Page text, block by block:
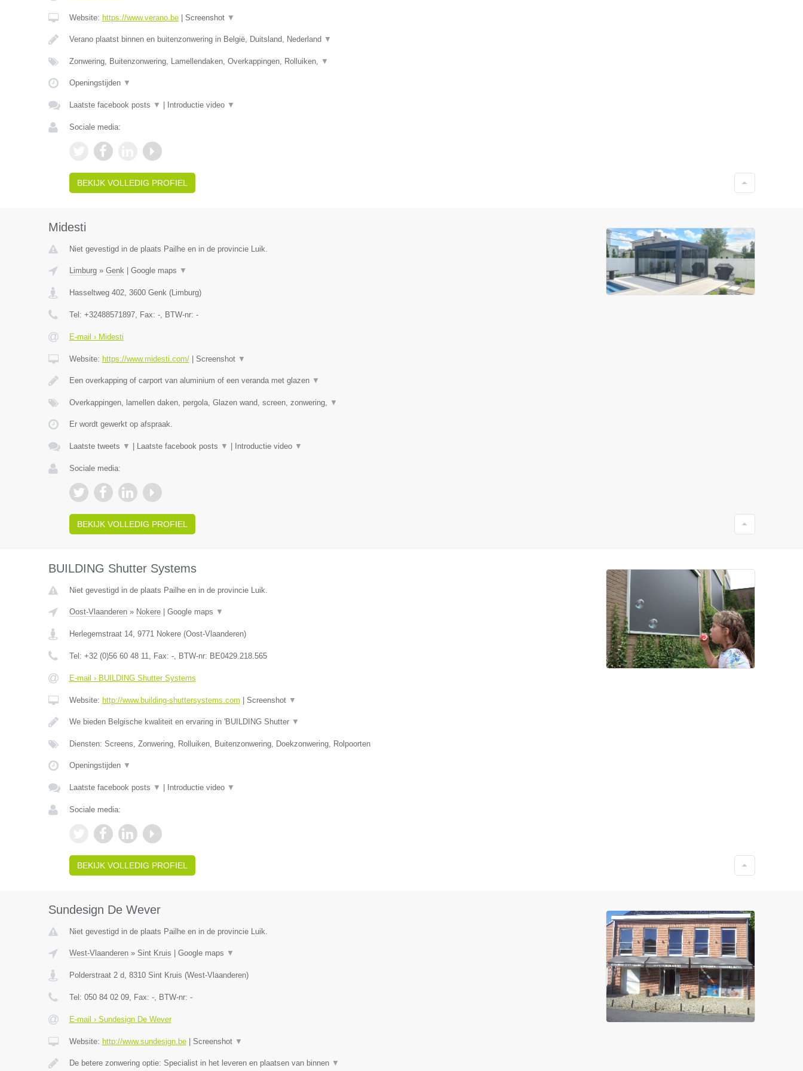
Website: https://www.verano.be| Screenshot ▼
Verano plaatst binnen en buitenzonwering in België, Duitsland, Nederland ▼
Zonwering, Buitenzonwering, Lamellendaken, Overkappingen, Rolluiken, ▼
Openingstijden ▼
Laatste facebook posts ▼ Introductie video ▼
Sociale media:
BEKIJK VOLLEDIG PROFIEL
Midesti
Niet gevestigd in de plaats Pailhe en in de provincie Luik.
Limburg» Genk| Google maps ▼
Hasseltweg 402, 3600 Genk(Limburg)
Tel: +32488571897, Fax: -, BTW-nr: -
E-mail › Midesti
Website: https://www.midesti.com/| Screenshot ▼
Een overkapping of carport van aluminium of een veranda met glazen ▼
Overkappingen, lamellen daken, pergola, Glazen wand, screen, zonwering, ▼
Er wordt gewerkt op afspraak.
Laatste tweets ▼ Laatste facebook posts ▼ Introductie video ▼
Sociale media:
BEKIJK VOLLEDIG PROFIEL
BUILDING Shutter Systems
Niet gevestigd in de plaats Pailhe en in de provincie Luik.
Oost-Vlaanderen» Nokere| Google maps ▼
Herlegemstraat 14, 9771 Nokere(Oost-Vlaanderen)
Tel: +32 (0)56 60 48 11, Fax: -, BTW-nr: BE0429.218.565
E-mail › BUILDING Shutter Systems
Website: http://www.building-shuttersystems.com Screenshot ▼
We bieden Belgische kwaliteit en ervaring in 'BUILDING Shutter ▼
Diensten: Screens, Zonwering, Rolluiken, Buitenzonwering, Doekzonwering, Rolpoorten
Openingstijden ▼
Laatste facebook posts ▼ Introductie video ▼
Sociale media:
BEKIJK VOLLEDIG PROFIEL
Sundesign De Wever
Niet gevestigd in de plaats Pailhe en in de provincie Luik.
West-Vlaanderen» Sint Kruis Google maps ▼
Polderstraat 2 d, 8310 Sint Kruis (West-Vlaanderen)
Tel: 050 84 02 09, Fax: -, BTW-nr: -
E-mail › Sundesign De Wever
Website: http://www.sundesign.be| Screenshot ▼
De betere zonwering optie: Specialist in het leveren en plaatsen van binnen ▼